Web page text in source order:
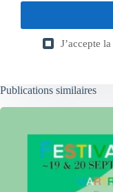
J’accepte la
Publications similaires